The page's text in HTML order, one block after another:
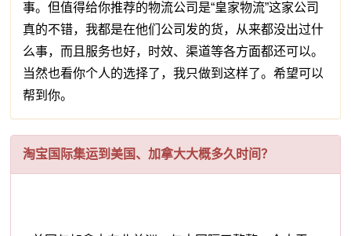
事。但值得给你推荐的物流公司是“皇家物流”这家公司
真的不错，我都是在他们公司发的货，从来都没出过什
么事，而且服务也好，时效、渠道等各方面都还可以。
当然也看你个人的选择了，我只做到这样了。希望可以
帮到你。
淘宝国际集运到美国、加拿大大概多久时间？